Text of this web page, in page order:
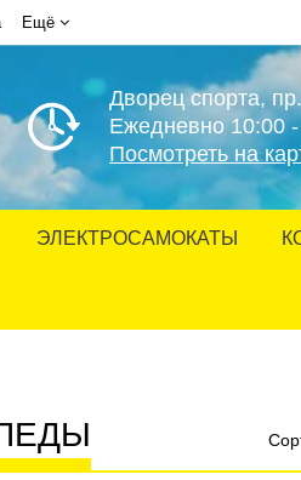
Ещё
Дворец спорта,
Ежедневно 10:00
Посмотреть на
ЭЛЕКТРОСАМОКАТЫ